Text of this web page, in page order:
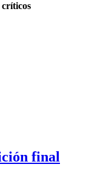
críticos
final